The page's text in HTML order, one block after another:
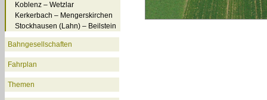
Koblenz – Wetzlar
Kerkerbach – Mengerskirchen
Stockhausen (Lahn) – Beilstein
Bahngesellschaften
Fahrplan
Themen